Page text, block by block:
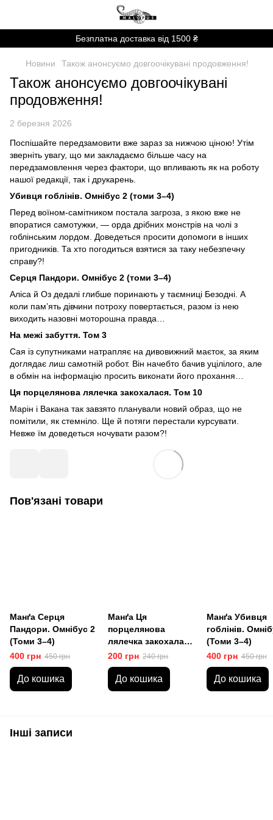
Безплатна доставка від 1500 ₴
Новини Також анонсуємо довгоочікувані продовження!
Також анонсуємо довгоочікувані
продовження!
2 березня 2026
Поспішайте передзамовити вже зараз за нижчою ціною! Утім
зверніть увагу, що ми закладаємо більше часу на
передзамовлення через фактори, що впливають як на роботу
нашої редакції, так і друкарень.
Убивця гоблінів. Омнібус 2 (томи 3–4)
Перед воїном-самітником постала загроза, з якою вже не
впоратися самотужки, — орда дрібних монстрів на чолі з
гоблінським лордом. Доведеться просити допомоги в інших
пригодників. Та хто погодиться взятися за таку небезпечну
справу?!
Серця Пандори. Омнібус 2 (томи 3–4)
Аліса й Оз дедалі глибше поринають у таємниці Безодні. А
коли памʼять дівчини потроху повертається, разом із нею
виходить назовні моторошна правда…
На межі забуття. Том 3
Сая із супутниками натрапляє на дивовижний маєток, за яким
доглядає лиш самотній робот. Він начебто бачив уцілілого, але
в обмін на інформацію просить виконати його прохання…
Ця порцелянова лялечка закохалася. Том 10
Марін і Вакана так завзято планували новий образ, що не
помітили, як стемніло. Ще й потяги перестали курсувати.
Невже їм доведеться ночувати разом?!
Пов'язані товари
Манґа Серця
Пандори. Омнібус 2
(Томи 3–4)
400 грн 450 грн
До кошика
Манґа Ця
порцелянова
лялечка закохалася.
Том 10
200 грн 240 грн
До кошика
Манґа Убивця
гоблінів.
(Томи 3–4)
400 грн 450 грн
До кошика
Інші записи